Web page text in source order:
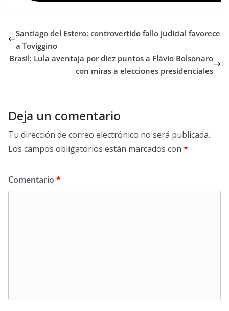
Santiago del Estero: controvertido fallo judicial favorece
a Toviggino
Brasil: Lula aventaja por diez puntos a Flávio Bolsonaro
con miras a elecciones presidenciales
Deja un comentario
Tu dirección de correo electrónico no será publicada.
Los campos obligatorios están marcados con *
Comentario *